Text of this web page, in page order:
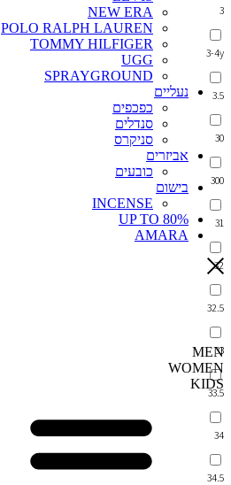
3
3-4y
3.5
30
300
31
32
32.5
33
33.5
34
34.5
NEW ERA
POLO RALPH LAUREN
TOMMY HILFIGER
UGG
SPRAYGROUND
נעליים
כפכפים
סנדלים
סניקרס
אביזרים
כובעים
בישום
INCENSE
UP TO 80%
AMARA
MEN
WOMEN
KIDS